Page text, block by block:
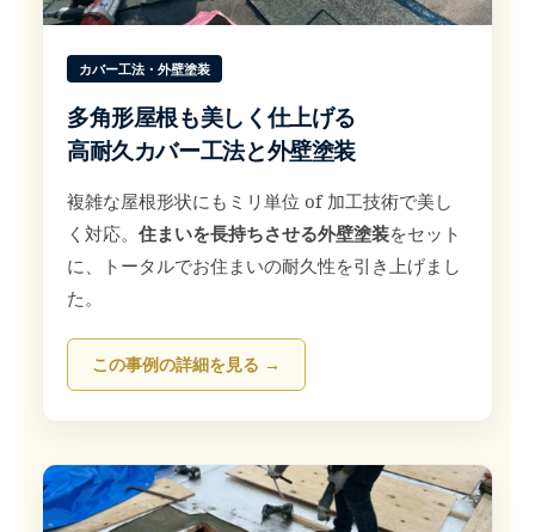
カバー工法・外壁塗装
多角形屋根も美しく仕上げる
高耐久カバー工法と外壁塗装
複雑な屋根形状にもミリ単位 of 加工技術で美し
く対応。 住まいを長持ちさせる外壁塗装をセット
に、トータルでお住まいの耐久性を引き上げまし
た。
この事例の詳細を見る →